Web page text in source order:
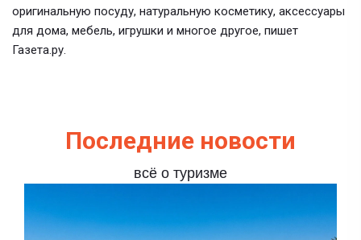
оригинальную посуду, натуральную косметику, аксессуары
для дома, мебель, игрушки и многое другое, пишет
Газета.ру.
Последние новости
всё о туризме